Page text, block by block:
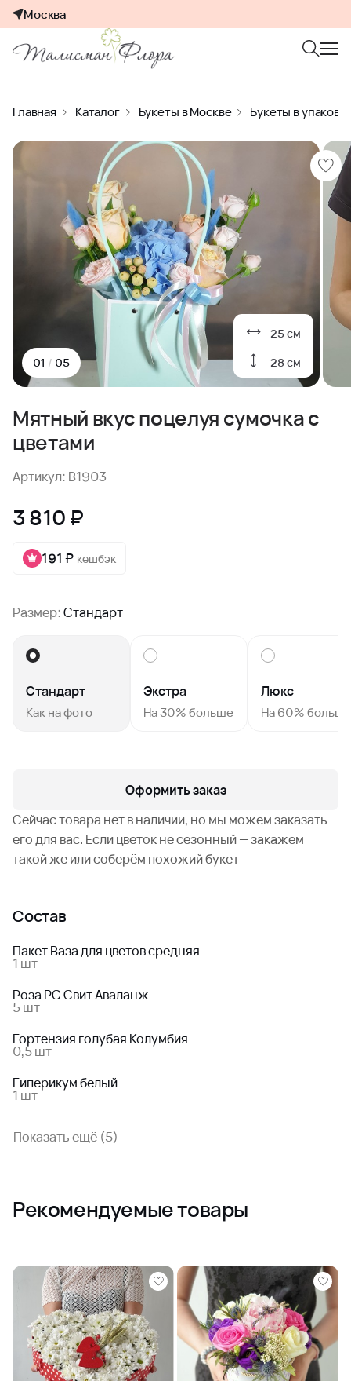
Москва
Главная Каталог Букеты в Москве Букеты в
25 см
28 см
01 / 05
Мятный вкус поцелуя сумочка с
цветами
Артикул: B1903
3 810 ₽
191 ₽ кешбэк
Размер:Стандарт
Стандарт
Как на фото
Экстра
На 30% больше
Люкс
На 60% больше
Оформить заказ
Сейчас товара нет в наличии, но мы можем заказать
его для вас. Если цветок не сезонный — закажем
такой же или соберём похожий букет
Состав
Пакет Ваза для цветов средняя
1 шт
Роза РС Свит Аваланж
5 шт
Гортензия голубая Колумбия
0,5 шт
Гиперикум белый
1 шт
Показать ещё (5)
Рекомендуемые товары